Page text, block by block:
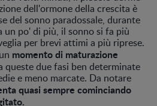
dell'ormone della crescita è
del sonno paradossale, durante
un po' di più, il sonno si fa più
per brevi attimi a più riprese.
momento di maturazione
queste due fasi ben determinate
e meno marcate. Da notare
quasi sempre cominciando